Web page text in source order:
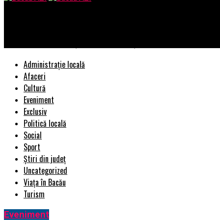
Administrație locală
Afaceri
Cultură
Eveniment
Exclusiv
Politică locală
Social
Sport
Știri din județ
Uncategorized
Viața în Bacău
Turism
Eveniment